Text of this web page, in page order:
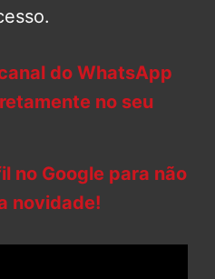
do WhatsApp
no seu
no Google para não
novidade!